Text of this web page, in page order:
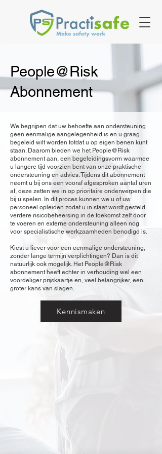
People@Risk
Abonnement
We begrijpen dat uw behoefte aan ondersteuning
geen eenmalige aangelegenheid is en u graag
begeleid wilt worden totdat u op eigen benen kunt
staan. Daarom bieden we het People@Risk
abonnement aan, een begeleidingsvorm waarmee
u langere tijd voorzien bent van onze praktische
ondersteuning en advies. Tijdens dit abonnement
neemt u bij ons een vooraf afgesproken aantal uren
af, deze zetten we in op prioritaire onderwerpen die
bij u spelen. In dit proces kunnen we u of uw
personeel opleiden zodat u in staat wordt gesteld
verdere risicobeheersing in de toekomst zelf door
te voeren en externe ondersteuning alleen nog
voor specialistische werkzaamheden benodigd is.
Kiest u liever voor een eenmalige ondersteuning,
zonder lange termijn verplichtingen? Dan is dit
natuurlijk ook mogelijk. Het People@Risk
abonnement heeft echter in verhouding wel een
voordeliger prijskaartje en, veel belangrijker, een
groter kans van slagen.
Kennismaken